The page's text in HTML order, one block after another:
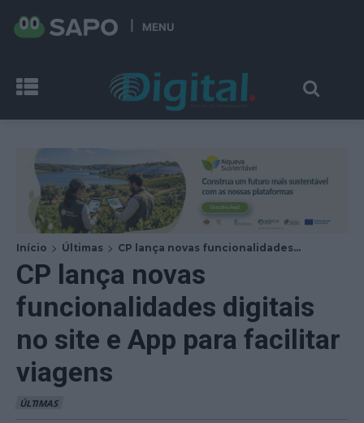
MENU
Início Últimas CP lança novas funcionalidades...
CP lança novas
funcionalidades digitais
no site e App para facilitar
viagens
ÚLTIMAS